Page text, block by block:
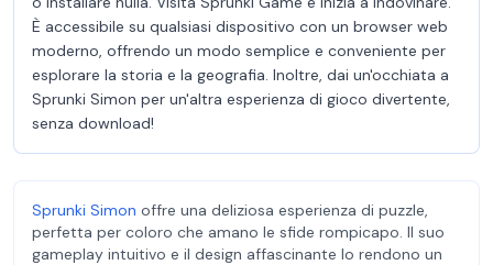
È accessibile su qualsiasi dispositivo con un browser web
moderno, offrendo un modo semplice e conveniente per
esplorare la storia e la geografia. Inoltre, dai un'occhiata a
Sprunki Simon per un'altra esperienza di gioco divertente,
senza download!
Sprunki Simon offre una deliziosa esperienza di puzzle,
perfetta per coloro che amano le sfide rompicapo. Il suo
gameplay intuitivo e il design affascinante lo rendono un